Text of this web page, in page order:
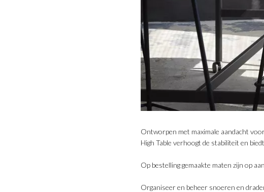
Ontworpen met maximale aandacht
High Table verhoogt de stabiliteit en
Op bestelling gemaakte maten zijn op
Organiseer en beheer snoeren en